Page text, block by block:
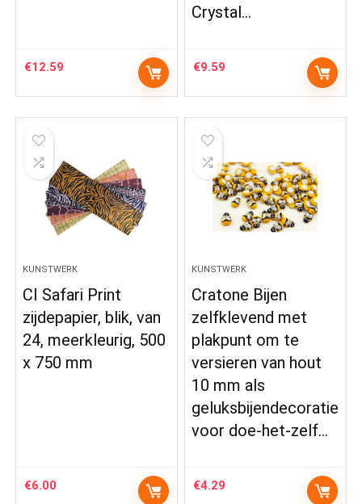
€12.59
Crystal…
€9.59
KUNSTWERK
CI Safari Print
zijdepapier, blik, van
24, meerkleurig, 500
x 750 mm
€6.00
KUNSTWERK
Cratone Bijen
zelfklevend met
plakpunt om te
versieren van hout
10 mm als
geluksbijendecoratie
voor doe-het-zelf…
€4.29